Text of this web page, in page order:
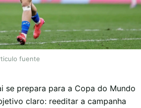
fuente
se prepara para a Copa do Mundo
claro: reeditar a campanha